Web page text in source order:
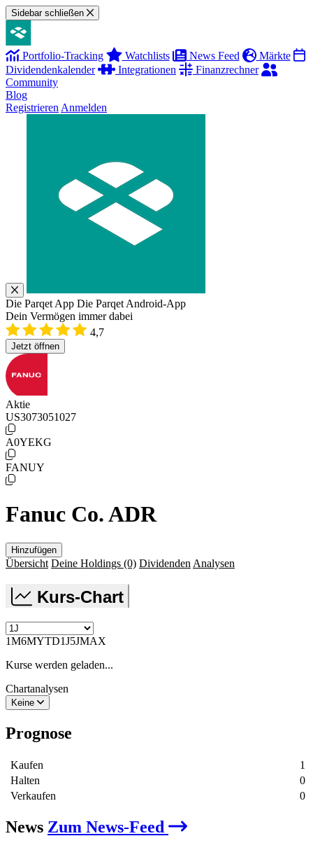
Sidebar schließen
Portfolio-Tracking Watchlists News Feed
Märkte
Dividendenkalender
Integrationen
Finanzrechner
Community
Blog
Registrieren Anmelden
Die Parqet App Die Parqet Android-App
Dein Vermögen immer dabei
4,7
Jetzt öffnen
Aktie
US3073051027
A0YEKG
FANUY
Fanuc Co. ADR
Hinzufügen
Übersicht Deine Holdings (0) Dividenden Analysen
Kurs-Chart
1M6MYTD1J5JMAX
Kurse werden geladen...
Chartanalysen
Keine
Prognose
Kaufen
1
Halten
0
Verkaufen
0
News Zum News-Feed